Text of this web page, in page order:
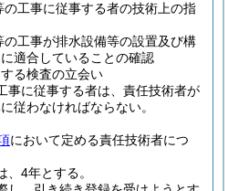
工事に従事する者の技術上の指
工事が排水設備等の設置及び構
適合していることの確認
る検査の立会い
事に従事する者は、責任技術者が
従わなければならない。
において定める責任技術者につ
、4年とする。